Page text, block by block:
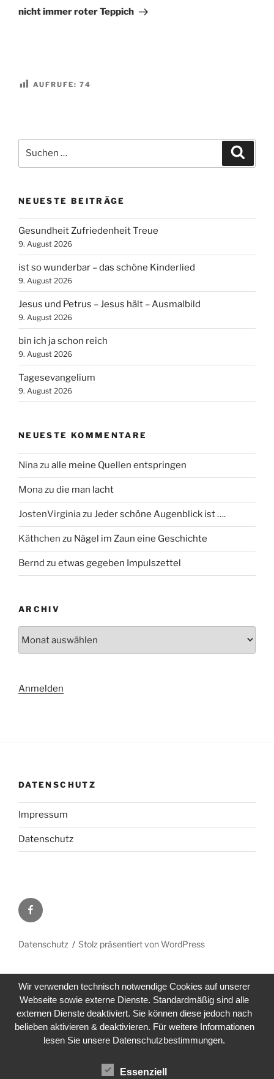
Beitrag
nicht immer roter Teppich
AUFRUFE: 74
nach:
NEUESTE BEITRÄGE
Gesundheit Zufriedenheit Treue
9. August 2026
ist so wunderbar – das schöne Kinderlied
9. August 2026
Jesus und Petrus – Jesus hält – Ausmalbild
9. August 2026
bin ich ja schon reich
9. August 2026
Tagesevangelium
9. August 2026
NEUESTE KOMMENTARE
Ninazu alle meine Quellen entspringen
Monazu die man lacht
JostenVirginiazu Jeder schöne Augenblick ist ….
Käthchen zu Nägel im Zaun eine Geschichte
Bernd zu etwas gegeben Impulszettel
ARCHIV
Anmelden
DATENSCHUTZ
Impressum
Datenschutz
Facebook
Datenschutz Stolz präsentiert von WordPress
Wir verwenden technisch notwendige Cookies auf unserer
Webseite sowie externe Dienste. Standardmäßig sind alle
externen Dienste deaktiviert. Sie können diese jedoch nach
belieben aktivieren & deaktivieren. Für weitere Informationen
lesen Sie unsere Datenschutzbestimmungen.
Essenziell